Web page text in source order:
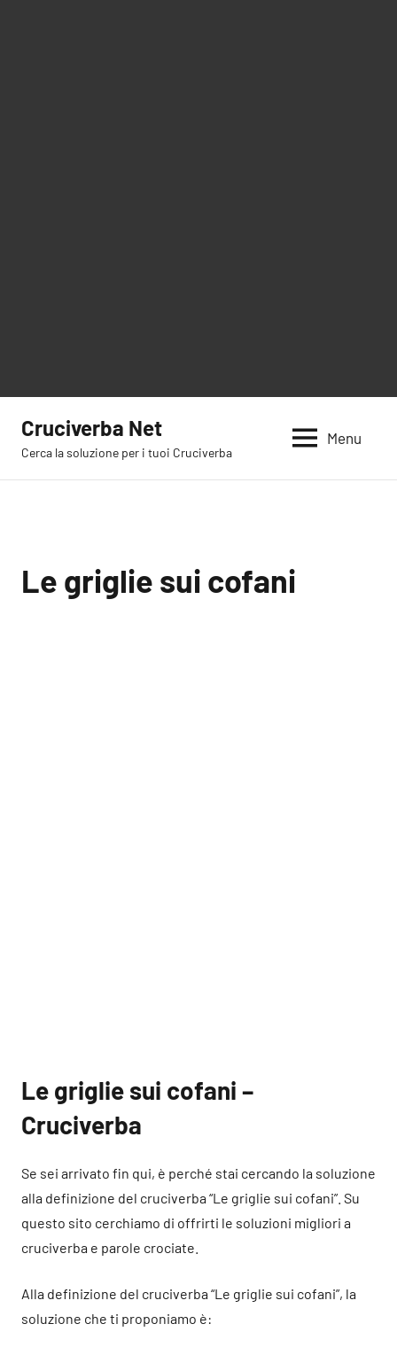
contenuto
Cruciverba Net
Cerca la soluzione per i tuoi Cruciverba
Menu
Le griglie sui cofani
Le griglie sui cofani –
Cruciverba
Se sei arrivato fin qui, è perché stai cercando la soluzione
alla definizione del cruciverba “Le griglie sui cofani”. Su
questo sito cerchiamo di offrirti le soluzioni migliori a
cruciverba e parole crociate.
Alla definizione del cruciverba “Le griglie sui cofani”, la
soluzione che ti proponiamo è: